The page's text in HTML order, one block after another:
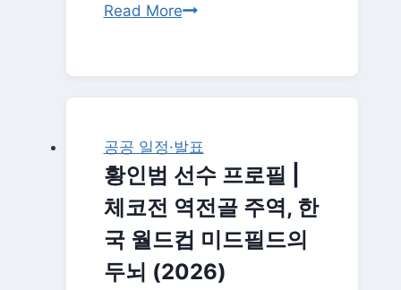
Read More한
드
컵
2
차
전
프
공공 일정·발표
황인범 선수 프로필 |
체코전 역전골 주역, 한
국 월드컵 미드필드의
두뇌 (2026)